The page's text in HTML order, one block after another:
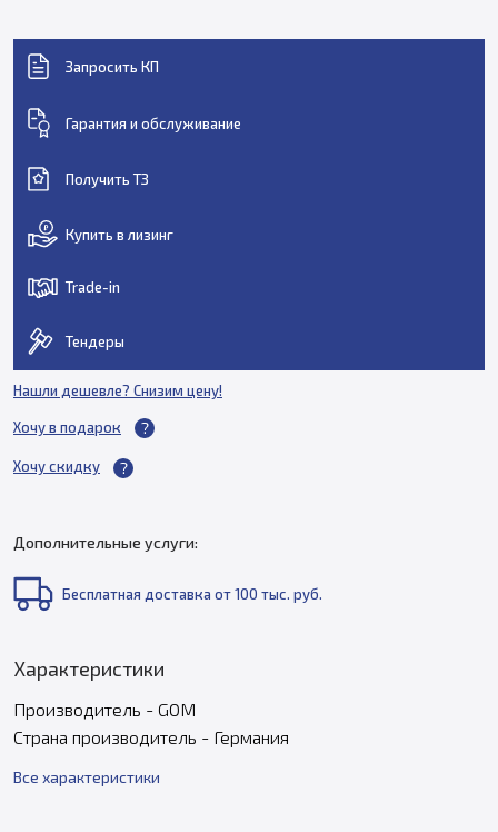
Запросить КП
Гарантия и обслуживание
Получить ТЗ
Купить в лизинг
Trade-in
Тендеры
Нашли дешевле? Снизим цену!
Хочу в подарок
Хочу скидку
Дополнительные услуги:
Бесплатная доставка от 100 тыс. руб.
Характеристики
Производитель - GOM
Страна производитель - Германия
Все характеристики